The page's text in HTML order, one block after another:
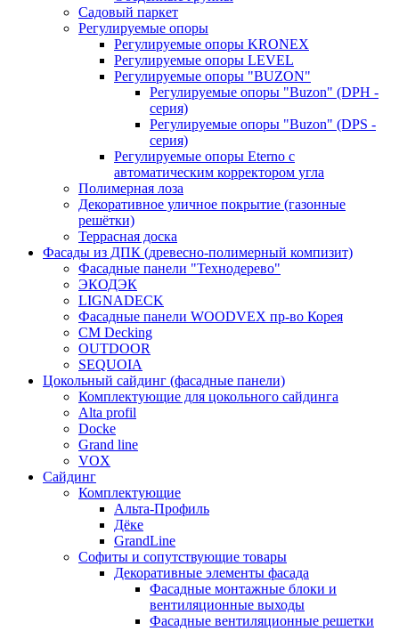
Садовый паркет
Регулируемые опоры
Регулируемые опоры KRONEX
Регулируемые опоры LEVEL
Регулируемые опоры "BUZON"
Регулируемые опоры "Buzon" (DPH -
серия)
Регулируемые опоры "Buzon" (DPS -
серия)
Регулируемые опоры Eterno с
автоматическим корректором угла
Полимерная лоза
Декоративное уличное покрытие (газонные
решётки)
Террасная доска
Фасады из ДПК (древесно-полимерный компизит)
Фасадные панели "Технодерево"
ЭКОДЭК
LIGNADECK
Фасадные панели WOODVEX пр-во Корея
CM Decking
OUTDOOR
SEQUOIA
Цокольный сайдинг (фасадные панели)
Комплектующие для цокольного сайдинга
Alta profil
Docke
Grand line
VOX
Сайдинг
Комплектующие
Альта-Профиль
Дёке
GrandLine
Софиты и сопутствующие товары
Декоративные элементы фасада
Фасадные монтажные блоки и
вентиляционные выходы
Фасадные вентиляционные решетки